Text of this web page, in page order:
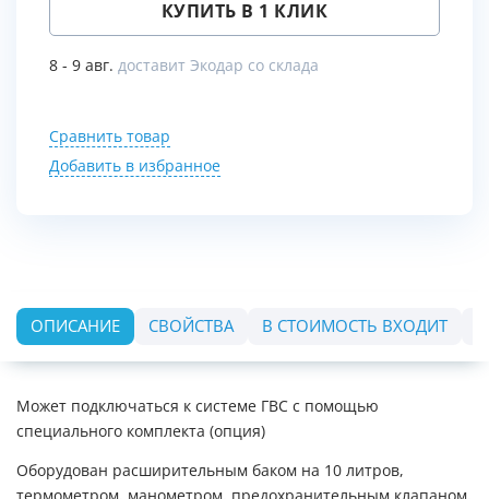
КУПИТЬ В 1 КЛИК
8 - 9 авг. доставит Экодар со склада
Сравнить товар
Добавить в избранное
ОПИСАНИЕ СВОЙСТВА В СТОИМОСТЬ ВХОДИТ
Может подключаться к системе ГВС с помощью
специального комплекта (опция)
Оборудован расширительным баком на 10 литров,
термометром, манометром, предохранительным клапаном,